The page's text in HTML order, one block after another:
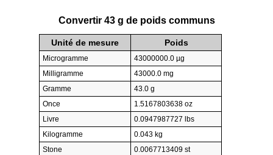
Convertir 43 g de poids communs
Unité de mesure Poids
Microgramme
43000000.0 µg
Milligramme
43000.0 mg
Gramme
43.0 g
Once
1.5167803638 oz
Livre
0.0947987727 lbs
Kilogramme
0.043 kg
Stone
0.0067713409 st